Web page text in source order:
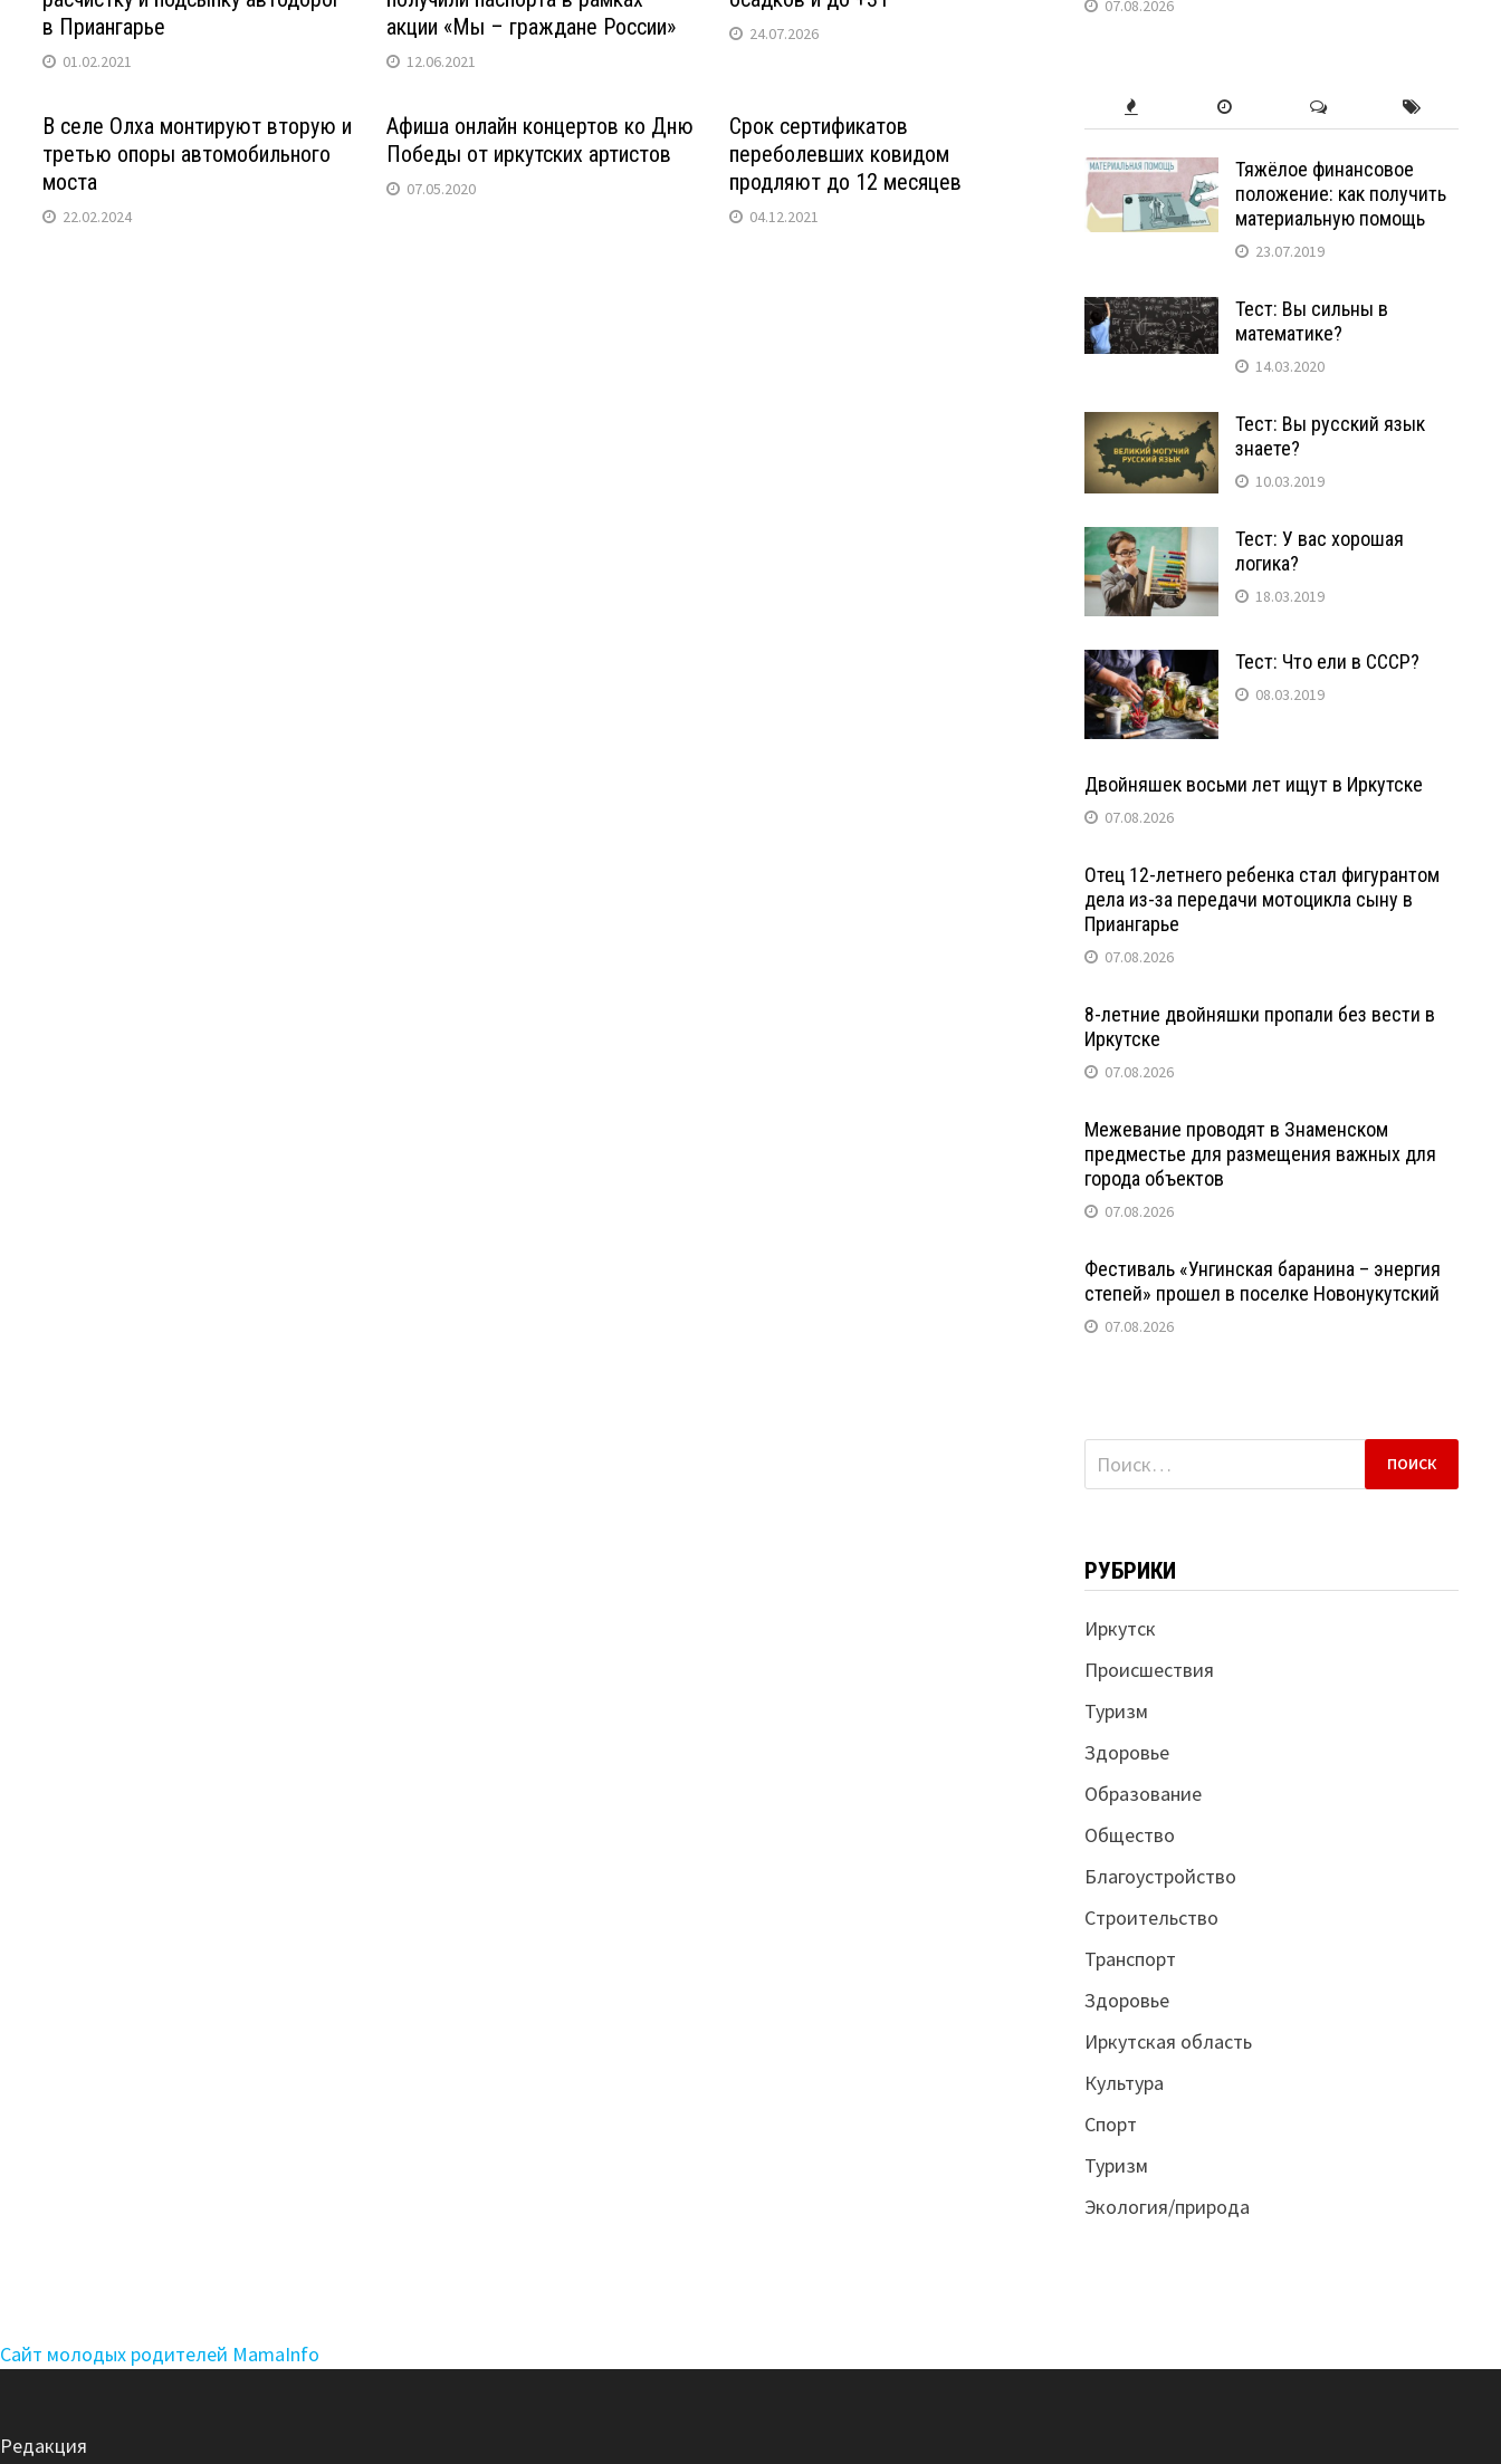
в Приангарье
01.02.2021
акции «Мы – граждане России»
12.06.2021
24.07.2026
В селе Олха монтируют вторую и
третью опоры автомобильного
моста
22.02.2024
Афиша онлайн концертов ко Дню
Победы от иркутских артистов
07.05.2020
Срок сертификатов
переболевших ковидом
продляют до 12 месяцев
04.12.2021
07.08.2026
Тяжёлое финансовое
положение: как получить
материальную помощь
23.07.2019
Тест: Вы сильны в
математике?
14.03.2020
Тест: Вы русский язык
знаете?
10.03.2019
Тест: У вас хорошая
логика?
18.03.2019
Тест: Что ели в СССР?
08.03.2019
Двойняшек восьми лет ищут в Иркутске
07.08.2026
Отец 12-летнего ребенка стал фигурантом
дела из-за передачи мотоцикла сыну в
Приангарье
07.08.2026
8-летние двойняшки пропали без вести в
Иркутске
07.08.2026
Межевание проводят в Знаменском
предместье для размещения важных для
города объектов
07.08.2026
Фестиваль «Унгинская баранина – энергия
степей» прошел в поселке Новонукутский
07.08.2026
Найти:
РУБРИКИ
Иркутск
Происшествия
Туризм
Здоровье
Образование
Общество
Благоустройство
Строительство
Транспорт
Здоровье
Иркутская область
Культура
Спорт
Туризм
Экология/природа
Сайт молодых родителей MamaInfo
Редакция